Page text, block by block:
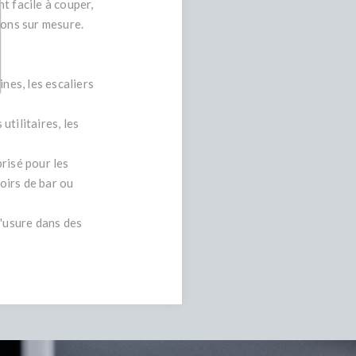
facile à couper,
sur mesure.
les escaliers
utilitaires, les
pour les
de bar ou
dans des